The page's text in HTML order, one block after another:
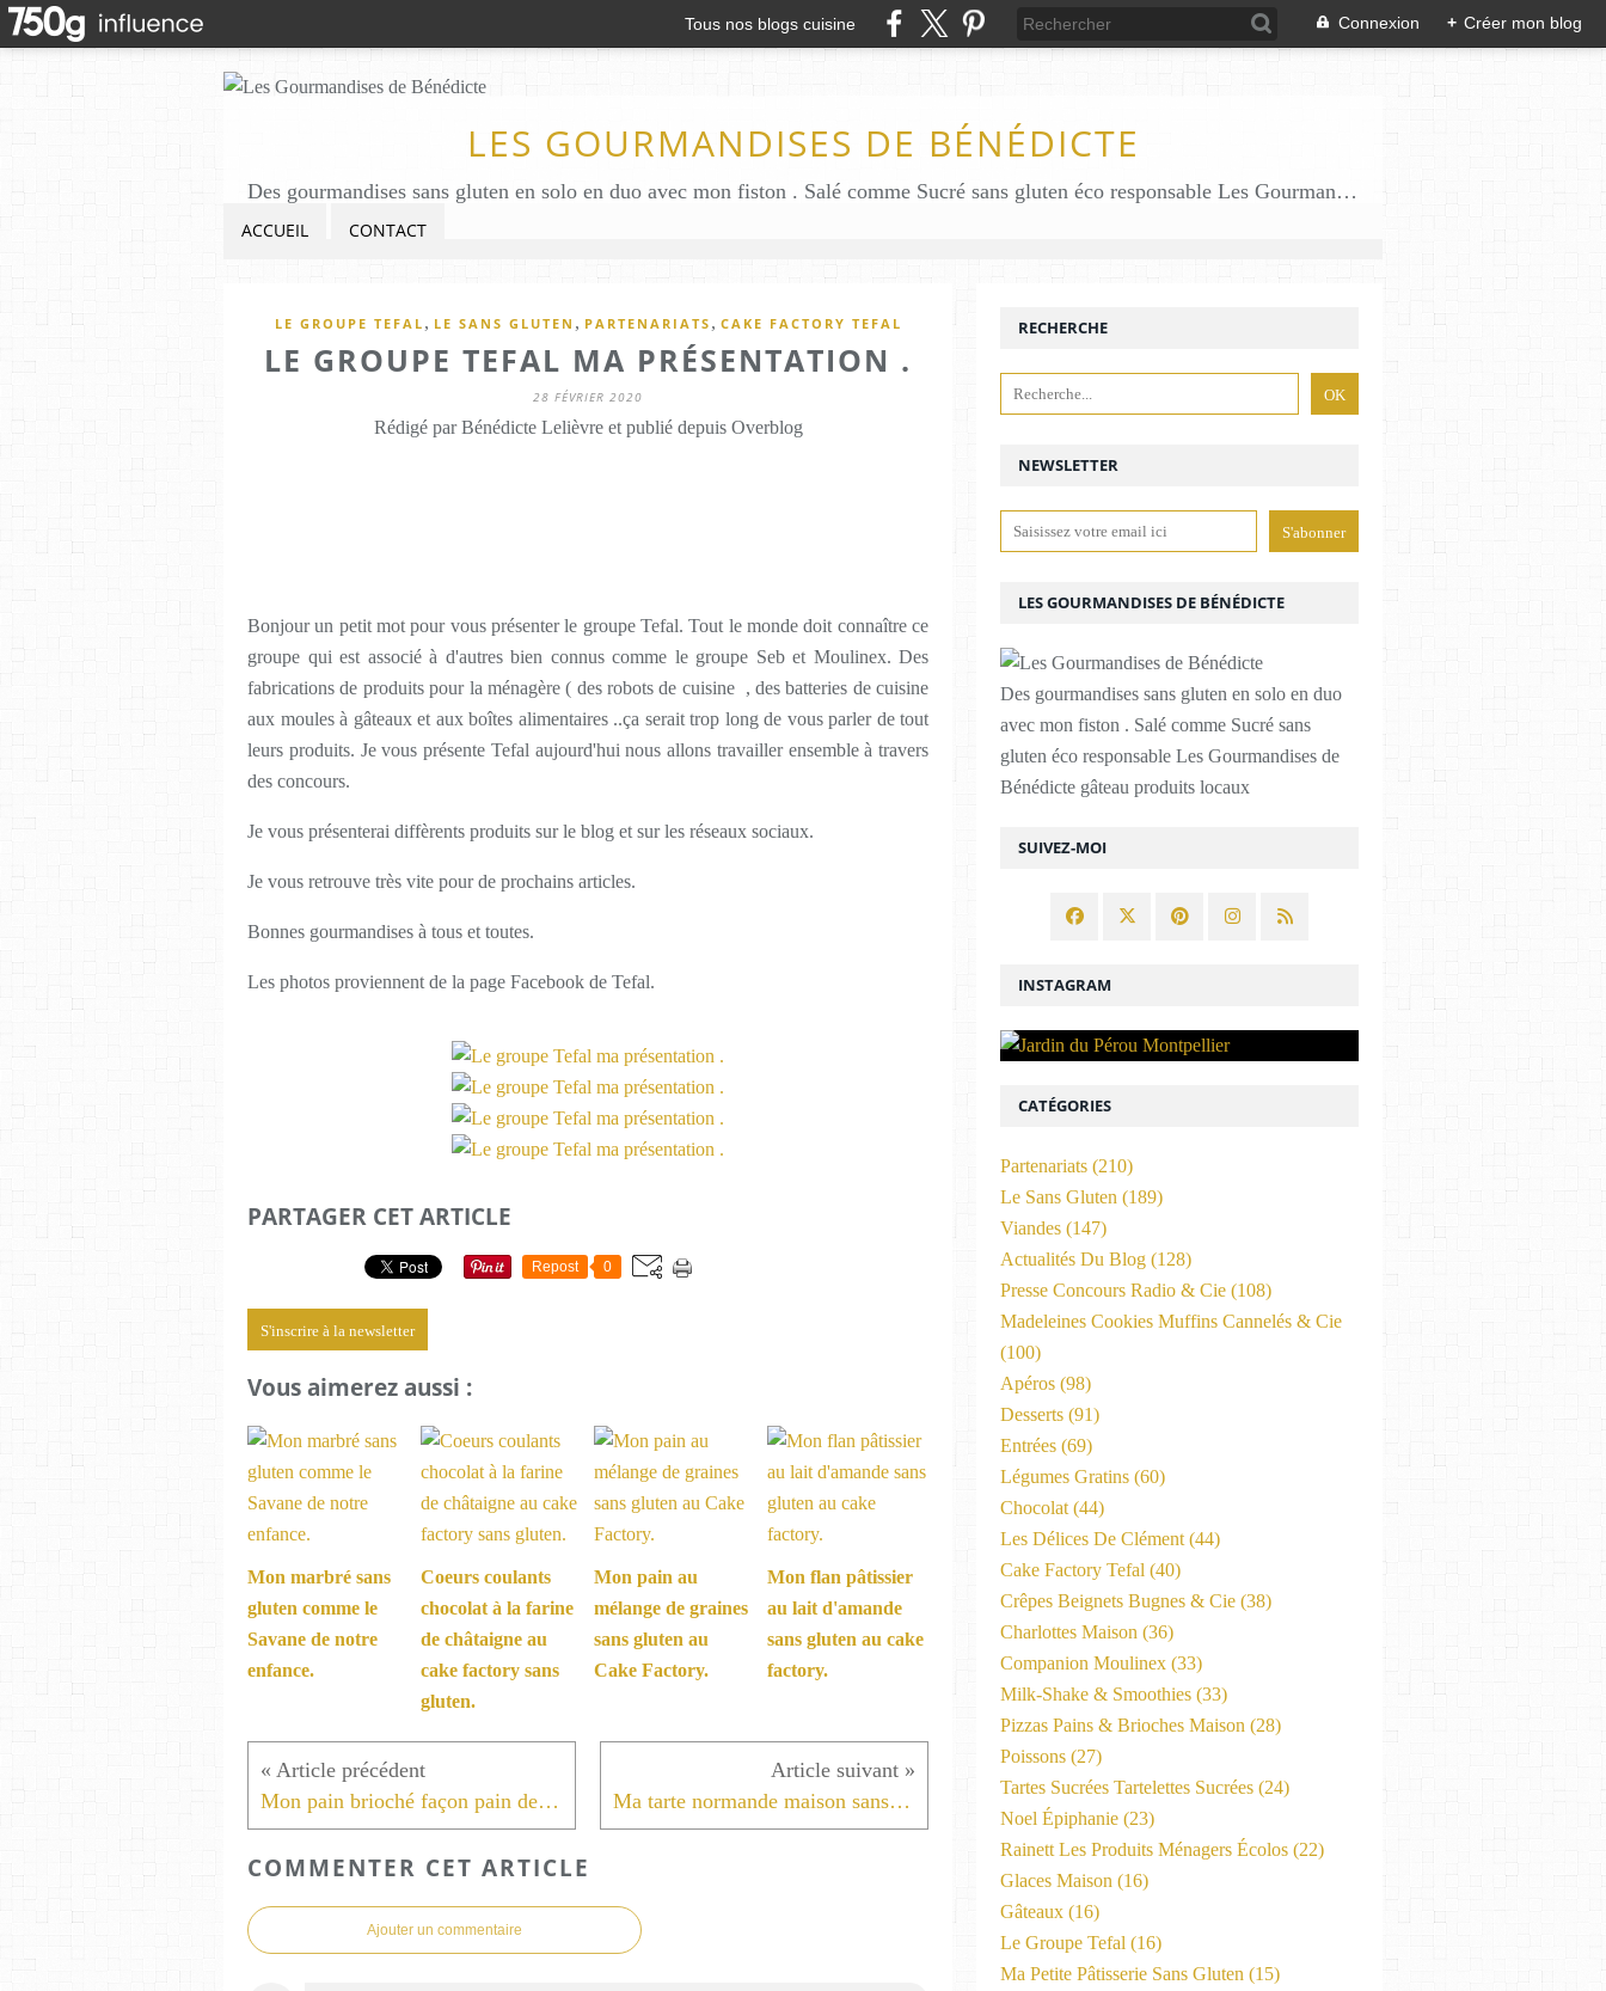
Tous nos blogs cuisine Connexion + Créer mon blog
LES GOURMANDISES DE BÉNÉDICTE
Des gourmandises sans gluten en solo en duo avec mon fiston . Salé comme Sucré sans gluten éco responsable Les Gourmandises de Bénédicte gâteau produits locaux
ACCUEIL CONTACT
LE GROUPE TEFAL , LE SANS GLUTEN , PARTENARIATS , CAKE FACTORY TEFAL
LE GROUPE TEFAL MA PRÉSENTATION .
28 FÉVRIER 2020
Rédigé par Bénédicte Lelièvre et publié depuis Overblog
Bonjour un petit mot pour vous présenter le groupe Tefal. Tout le monde doit connaître ce
groupe qui est associé à d'autres bien connus comme le groupe Seb et Moulinex. Des
fabrications de produits pour la ménagère ( des robots de cuisine , des batteries de cuisine
aux moules à gâteaux et aux boîtes alimentaires ..ça serait trop long de vous parler de tout
leurs produits. Je vous présente Tefal aujourd'hui nous allons travailler ensemble à travers
des concours.
Je vous présenterai diffèrents produits sur le blog et sur les réseaux sociaux.
Je vous retrouve très vite pour de prochains articles.
Bonnes gourmandises à tous et toutes.
Les photos proviennent de la page Facebook de Tefal.
PARTAGER CET ARTICLE
Repost 0
S'inscrire à la newsletter
Vous aimerez aussi :
Mon marbré sans
gluten comme le
Savane de notre
enfance.
Coeurs coulants
chocolat à la farine
de châtaigne au
cake factory sans
gluten.
Mon pain au
mélange de graines
sans gluten au
Cake Factory.
Mon flan pâtissier
au lait d'amande
sans gluten au cake
factory.
Mon pain brioché façon pain de mie sans gluten au cake factory. Ma tarte normande maison sans gluten sucre muscovado au cake factory.
COMMENTER CET ARTICLE
Ajouter un commentaire
NEWSLETTER
SUIVEZ-MOI
RECHERCHE
LES GOURMANDISES DE BÉNÉDICTE
Des gourmandises sans gluten en solo en duo
avec mon fiston . Salé comme Sucré sans
gluten éco responsable Les Gourmandises de
Bénédicte gâteau produits locaux
INSTAGRAM
CATÉGORIES
Partenariats (210)
Le Sans Gluten (189)
Viandes (147)
Actualités Du Blog (128)
Presse Concours Radio & Cie (108)
Madeleines Cookies Muffins Cannelés & Cie
(100)
Apéros (98)
Desserts (91)
Entrées (69)
Légumes Gratins (60)
Chocolat (44)
Les Délices De Clément (44)
Cake Factory Tefal (40)
Crêpes Beignets Bugnes & Cie (38)
Charlottes Maison (36)
Companion Moulinex (33)
Milk-Shake & Smoothies (33)
Pizzas Pains & Brioches Maison (28)
Poissons (27)
Tartes Sucrées Tartelettes Sucrées (24)
Noel Épiphanie (23)
Rainett Les Produits Ménagers Écolos (22)
Glaces Maison (16)
Gâteaux (16)
Le Groupe Tefal (16)
Ma Petite Pâtisserie Sans Gluten (15)